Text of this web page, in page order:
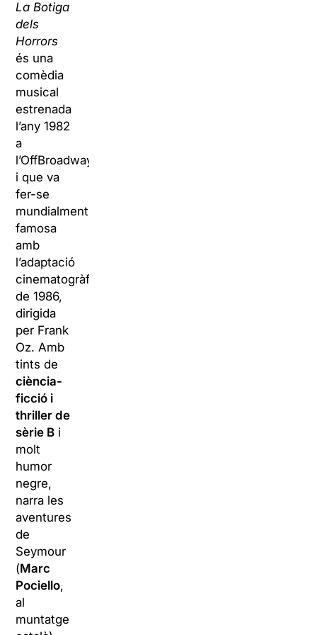
La Botiga
dels
Horrors
és una
comèdia
musical
estrenada
l’any 1982
a
l’OffBroadway,
i que va
fer-se
mundialment
famosa
amb
l’adaptació
cinematogràfica
de 1986,
dirigida
per Frank
Oz. Amb
tints de
ciència-
ficció i
thriller de
sèrie B i
molt
humor
negre,
narra les
aventures
de
Seymour
(Marc
Pociello,
al
muntatge